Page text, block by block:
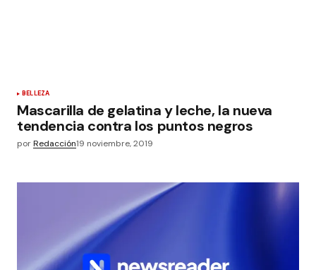
BELLEZA
Mascarilla de gelatina y leche, la nueva
tendencia contra los puntos negros
porRedacción19 noviembre, 2019